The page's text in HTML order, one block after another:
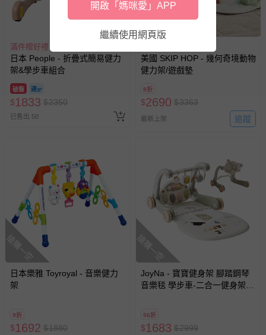
滿件贈好禮
日本 People - 折疊式簡易健力
架&學步車組合
破盤
$1833 $2350
已售出 50
搶購一空
美國 SKIP HOP - 幾何奇境動物
健力架/遊戲墊
8折
$2690 $3363
最新上架 追蹤
搶購一空
日本樂雅 Toyroyal - 音樂健力
架
9折
$1692 $1880
搶購一空
JoyNa - 寶寶健身架 腳踏鋼琴
音樂毯 學步車-二合一健身架學
56折
$1683 $2999
開啟「媽咪愛」APP
繼續使用網頁版